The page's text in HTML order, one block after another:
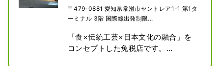
〒479-0881 愛知県常滑市セントレア1-1 第1タ
ーミナル 3階 国際線出発制限...
「食×伝統工芸×日本文化の融合」を
コンセプトした免税店です。